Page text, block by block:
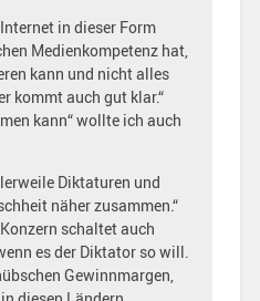
in dieser Form
Medienkompetenz hat,
kann und nicht alles
kommt auch gut klar.“
kann“ wollte ich auch
Diktaturen und
näher zusammen.“
schaltet auch
es der Diktator so will.
Gewinnmargen,